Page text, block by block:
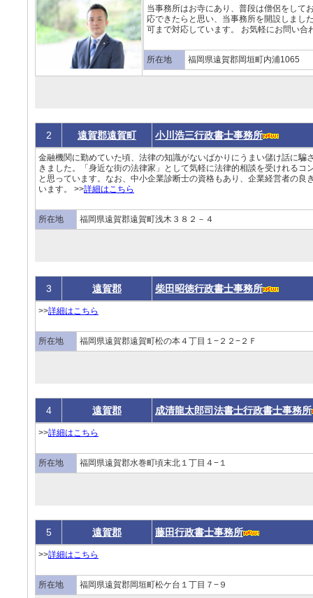
当事務所はお寺にあり、普段は僧侶をして
応できたらと思い、当事務所を開設しまし
可まで対応しています。 お気軽にお問い合
所在地 福岡県遠賀郡岡垣町内浦1065
2 遠賀郡遠賀町 小川浩三行政書士事務所
金融機関に勤めていた頃、法律の知識がないばかりにうまい儲け話に騙
きました。「身近な街の法律家」として気軽に法律的相談を受けれるコ
と思っています。なお、中小企業診断士の資格もあり、企業経営者の良
います。 >>詳細はこちら
所在地 福岡県遠賀郡遠賀町浅木３８２－４
3 遠賀郡 柴田昭徳行政書士事務所
>>詳細はこちら
所在地 福岡県遠賀郡遠賀町松の本４丁目１−２２−２Ｆ
4 遠賀郡 成清龍太郎司法書士行政書士事務所
>>詳細はこちら
所在地 福岡県遠賀郡水巻町頃末北１丁目４−１
5 遠賀郡 藤田行政書士事務所
>>詳細はこちら
所在地 福岡県遠賀郡岡垣町松ケ台１丁目７−９